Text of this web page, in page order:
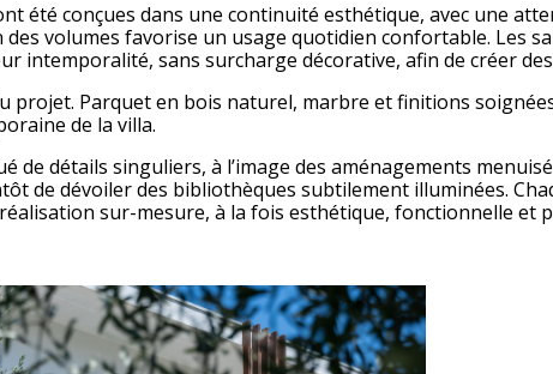
été conçues dans une continuité esthétique, avec une
volumes favorise un usage quotidien confortable. Les
intemporalité, sans surcharge décorative, afin de créer
projet. Parquet en bois naturel, marbre et finitions
de la villa.
détails singuliers, à l’image des aménagements
de dévoiler des bibliothèques subtilement illuminées.
sur-mesure, à la fois esthétique, fonctionnelle et